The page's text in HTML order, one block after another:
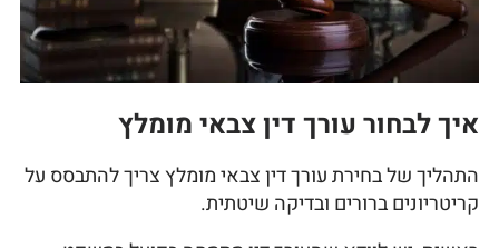
איך לבחור עורך דין צבאי מומלץ
התהליך של בחירת עורך דין צבאי מומלץ צריך להתבסס על
קריטריונים ברורים ובדיקה שיטתית.